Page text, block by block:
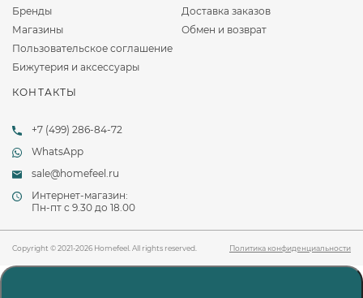
Бренды
Магазины
Пользовательское соглашение
Бижутерия и аксессуары
Доставка заказов
Обмен и возврат
КОНТАКТЫ
+7 (499) 286-84-72
WhatsApp
sale@homefeel.ru
Интернет-магазин:
Пн-пт c 9.30 до 18.00
Copyright © 2021-2026 Homefeel. All rights reserved. Политика конфиденциальности